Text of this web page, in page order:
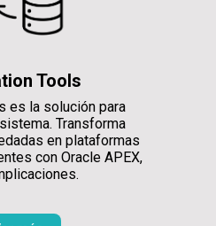
Tools
es la solución para
Transforma
en plataformas
con Oracle APEX,